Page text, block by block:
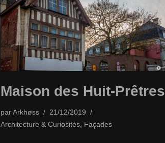
Maison des Huit-Prêtres
parArkhøss
21/12/2019
Architecture & Curiosités, Façades